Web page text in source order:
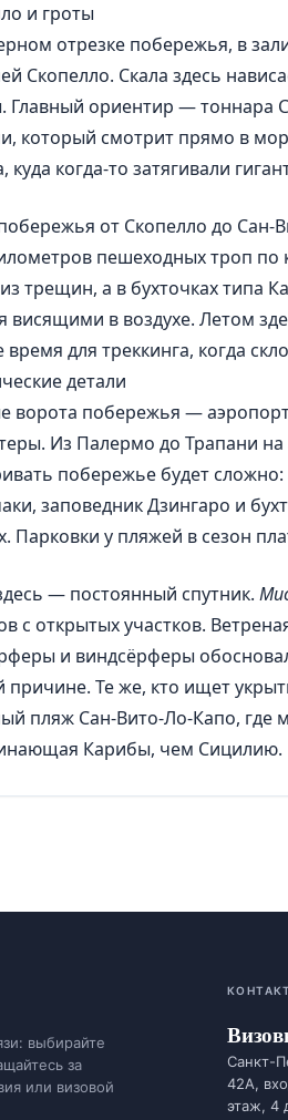
и гроты
отрезке побережья, в
Скопелло. Скала здесь
Главный ориентир — тоннара
который смотрит прямо в
куда когда-то затягивали
от Скопелло до
пешеходных троп по
трещин, а в бухточках типа
висящими в воздухе. Летом
время для треккинга, когда
детали
ворота побережья —
Из Палермо до Трапани
побережье будет
заповедник Дзингаро и
Парковки у пляжей в сезон
— постоянный спутник.
с открытых участков.
и виндсёрферы
причине. Те же, кто ищет
пляж Сан-Вито-Ло-Капо, где
Карибы, чем Сицилию.
выбирайте
за
или визовой
Санкт-
42А,
этаж, 4